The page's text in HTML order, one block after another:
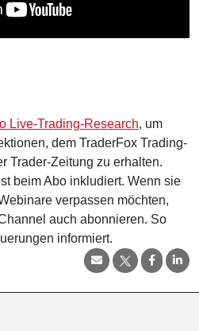
Live-Trading-Research, um
dem TraderFox Trading-
Trader-Zeitung zu erhalten.
beim Abo inkludiert. Wenn sie
verpassen möchten,
auch abonnieren. So
informiert.